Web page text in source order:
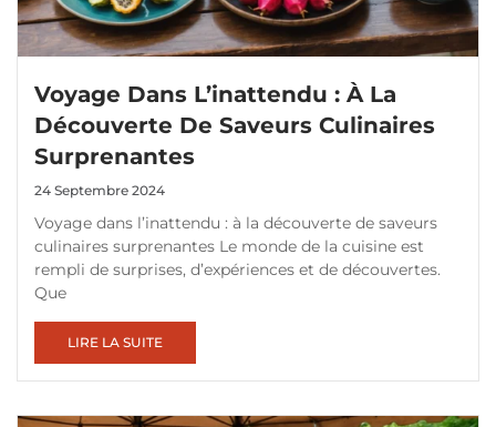
Voyage Dans L’inattendu : À La
Découverte De Saveurs Culinaires
Surprenantes
24 Septembre 2024
Voyage dans l’inattendu : à la découverte de saveurs
culinaires surprenantes Le monde de la cuisine est
rempli de surprises, d’expériences et de découvertes.
Que
LIRE LA SUITE